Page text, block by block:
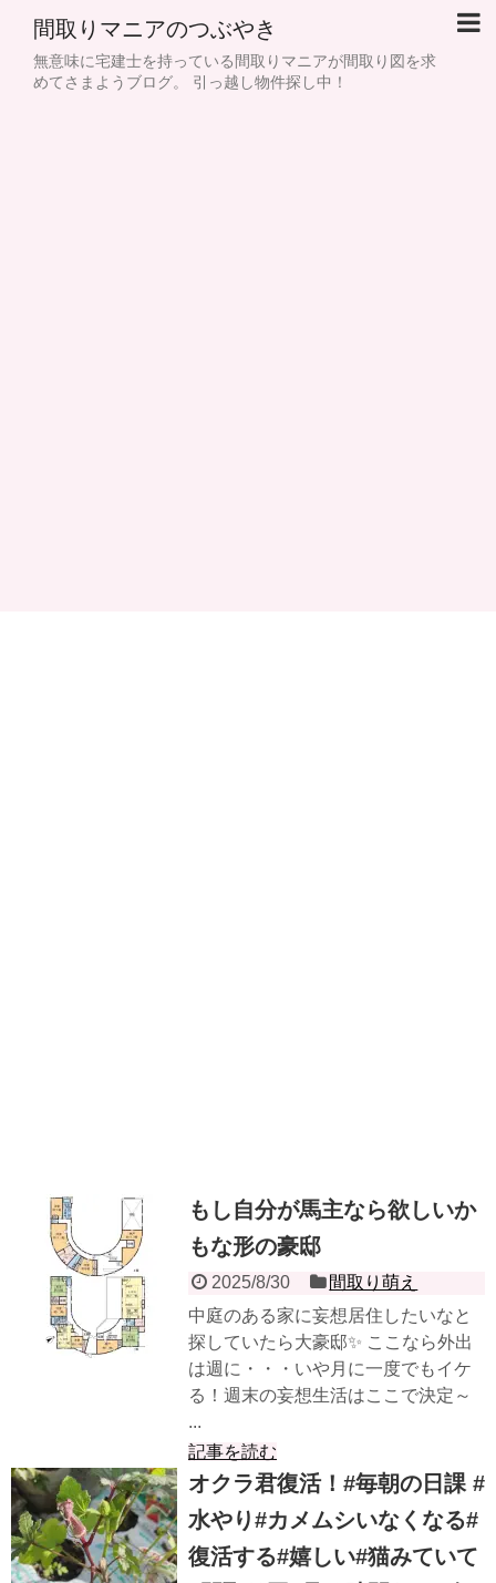
間取りマニアのつぶやき
無意味に宅建士を持っている間取りマニアが間取り図を求
めてさまようブログ。 引っ越し物件探し中！
もし自分が馬主なら欲しいか
もな形の豪邸
2025/8/30
間取り萌え
中庭のある家に妄想居住したいなと
探していたら大豪邸✨ ここなら外出
は週に・・・いや月に一度でもイケ
る！週末の妄想生活はここで決定～
...
記事を読む
オクラ君復活！#毎朝の日課 #
水やり#カメムシいなくなる#
復活する#嬉しい#猫みていて